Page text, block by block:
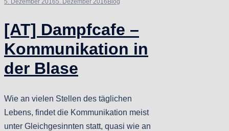
5. Dezember 20165. Dezember 2016Blog
[AT] Dampfcafe –
Kommunikation in
der Blase
Wie an vielen Stellen des täglichen
Lebens, findet die Kommunikation meist
unter Gleichgesinnten statt, quasi wie an